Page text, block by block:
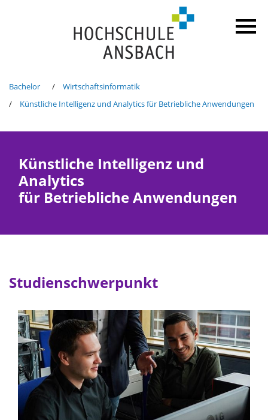
Bachelor
Wirtschaftsinformatik
Künstliche Intelligenz und Analytics für Betriebliche Anwendungen
Künstliche Intelligenz und
Analytics
für Betriebliche Anwendungen
Studienschwerpunkt